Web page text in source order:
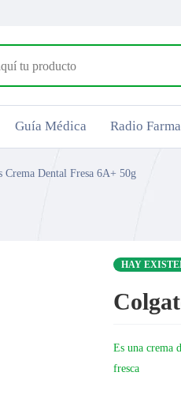
Guía Médica Radio
Crema Dental Fresa 6A+ 50g
HAY
Es una crema
fresca